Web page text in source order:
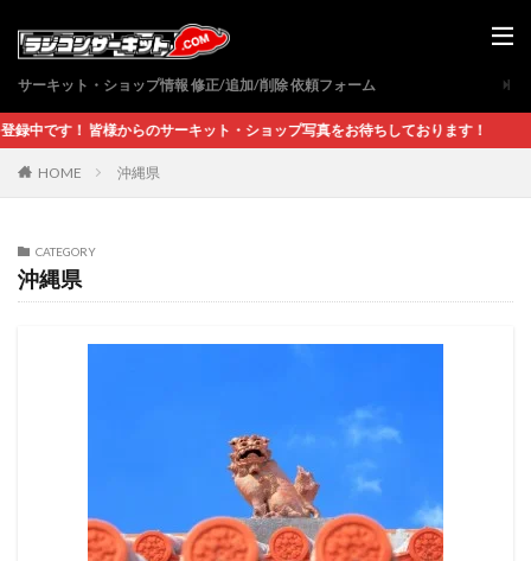
サーキット・ショップ情報 修正/追加/削除 依頼フォーム
す！ 皆様からのサーキット・ショップ写真をお待ちしております！
HOME 沖縄県
CATEGORY
沖縄県